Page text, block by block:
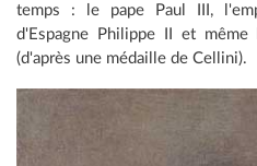
temps : le pape Paul III,
d'Espagne Philippe II et
(d'après une médaille de Cellini).